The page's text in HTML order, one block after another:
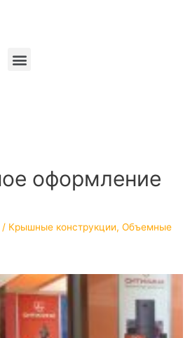
оформление
/ Крышные конструкции, Объемные